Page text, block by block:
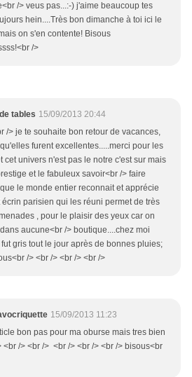
/> veus pas...:-) j'aime beaucoup tes
hein....Très bon dimanche à toi ici le
on s'en contente! Bisous
/>
tables 15/09/2013 20:44
/> je te souhaite bon retour de vacances,
furent excellentes.....merci pour les
cet univers n'est pas le notre c'est sur mais
et le fabuleux savoir<br /> faire
le monde entier reconnait et apprécie
écrin parisien qui les réuni permet de très
, pour le plaisir des yeux car on
aucune<br /> boutique....chez moi
gris tout le jour après de bonnes pluies;
/> <br /> <br /> <br />
15/09/2013 11:23
bon pas pour ma oburse mais tres bien
<br /> <br /> <br /> <br /> <br /> bisous<br